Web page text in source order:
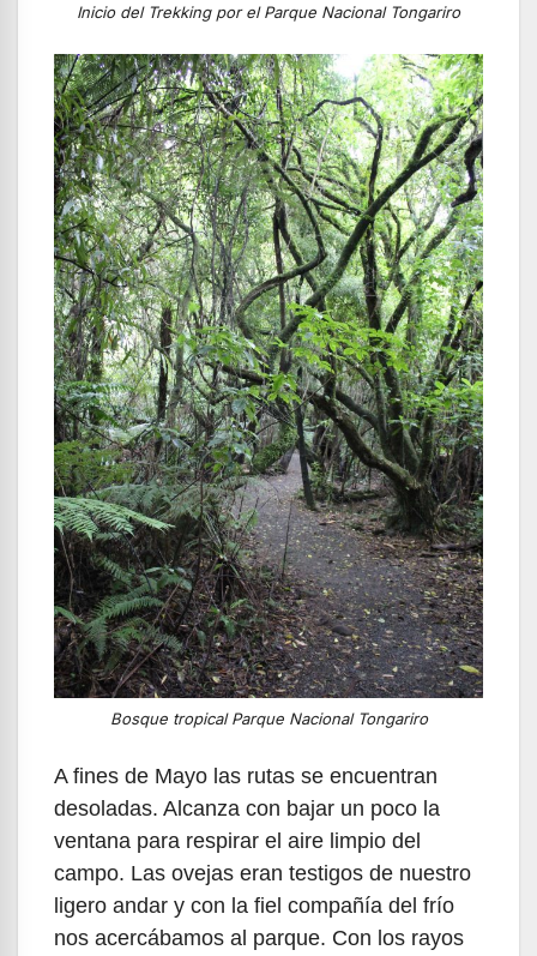
Inicio del Trekking por el Parque Nacional Tongariro
Bosque tropical Parque Nacional Tongariro
A fines de Mayo las rutas se encuentran
desoladas. Alcanza con bajar un poco la
ventana para respirar el aire limpio del
campo. Las ovejas eran testigos de nuestro
ligero andar y con la fiel compañía del frío
nos acercábamos al parque. Con los rayos